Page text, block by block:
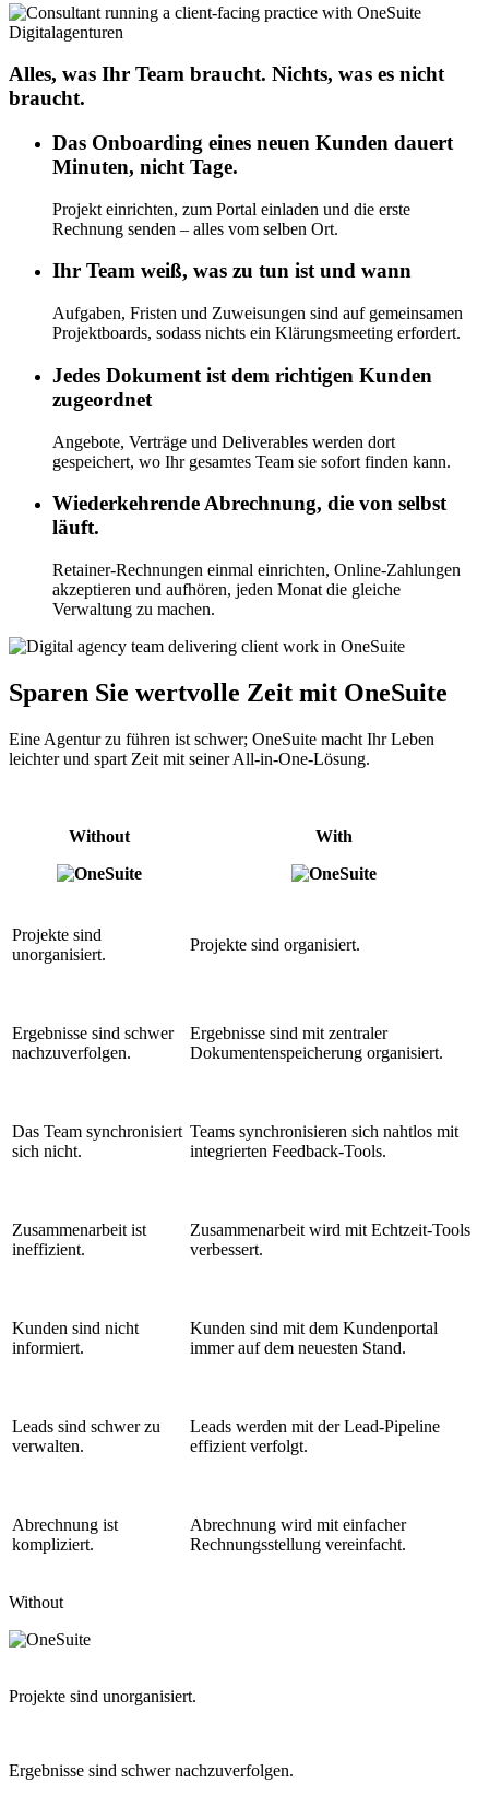
Digitalagenturen
Alles, was Ihr Team braucht. Nichts, was es nicht
braucht.
Das Onboarding eines neuen Kunden dauert
Minuten, nicht Tage.
Projekt einrichten, zum Portal einladen und die erste
Rechnung senden – alles vom selben Ort.
Ihr Team weiß, was zu tun ist und wann
Aufgaben, Fristen und Zuweisungen sind auf gemeinsamen
Projektboards, sodass nichts ein Klärungsmeeting erfordert.
Jedes Dokument ist dem richtigen Kunden
zugeordnet
Angebote, Verträge und Deliverables werden dort
gespeichert, wo Ihr gesamtes Team sie sofort finden kann.
Wiederkehrende Abrechnung, die von selbst
läuft.
Retainer-Rechnungen einmal einrichten, Online-Zahlungen
akzeptieren und aufhören, jeden Monat die gleiche
Verwaltung zu machen.
Sparen Sie wertvolle Zeit mit OneSuite
Eine Agentur zu führen ist schwer; OneSuite macht Ihr Leben
leichter und spart Zeit mit seiner All-in-One-Lösung.
Without With
Projekte sind
unorganisiert.
Projekte sind organisiert.
Ergebnisse sind schwer
nachzuverfolgen.
Ergebnisse sind mit zentraler
Dokumentenspeicherung organisiert.
Das Team synchronisiert
sich nicht.
Teams synchronisieren sich nahtlos mit
integrierten Feedback-Tools.
Zusammenarbeit ist
ineffizient.
Zusammenarbeit wird mit Echtzeit-Tools
verbessert.
Kunden sind nicht
informiert.
Kunden sind mit dem Kundenportal
immer auf dem neuesten Stand.
Leads sind schwer zu
verwalten.
Leads werden mit der Lead-Pipeline
effizient verfolgt.
Abrechnung ist
kompliziert.
Abrechnung wird mit einfacher
Rechnungsstellung vereinfacht.
Without
Projekte sind unorganisiert.
Ergebnisse sind schwer nachzuverfolgen.